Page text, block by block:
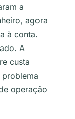
a
agora
à conta.
A
custa
problema
operação